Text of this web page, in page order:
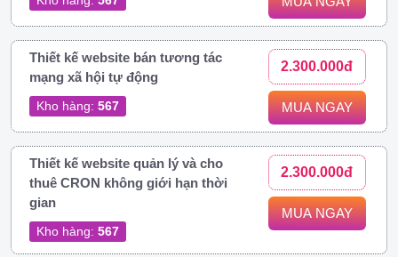
Thiết kế website bán tương tác
mạng xã hội tự động
Kho hàng: 567
2.300.000đ
MUA NGAY
Thiết kế website quản lý và cho
thuê CRON không giới hạn thời
gian
Kho hàng: 567
2.300.000đ
MUA NGAY